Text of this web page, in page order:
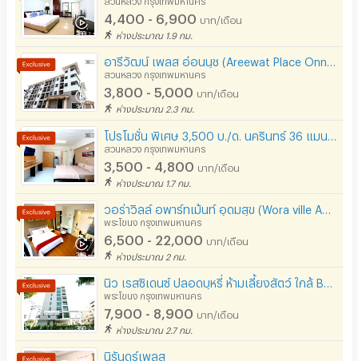
อินเทอร์เน็ตไร้สาย (WIFI) ในห้อง
มีระบบรักษาความปลอดภัย (keycard)
มีระบบรักษาความปลอดภัย (สแกนลายนิ้วมือ)
กล้องวงจรปิด (CCTV)
รปภ.
ร้านค้า สะดวกซื้อ
ร้านซัก-รีด / มีบริการเครื่องซักผ้า
ร้านทำผม-เสริมสวย
สถานี charge รถไฟฟ้า
4,400 - 6,900 บาท/เดือน
ห่างประมาณ 1.9 กม.
สวนหลวง กรุงเทพมหานคร
3,800 - 5,000 บาท/เดือน
ห่างประมาณ 2.3 กม.
สวนหลวง กรุงเทพมหานคร
3,500 - 4,800 บาท/เดือน
ห่างประมาณ 1.7 กม.
พระโขนง กรุงเทพมหานคร
6,500 - 22,000 บาท/เดือน
ห่างประมาณ 2 กม.
พระโขนง กรุงเทพมหานคร
7,900 - 8,900 บาท/เดือน
ห่างประมาณ 2.7 กม.
นิรันดร์เพลส